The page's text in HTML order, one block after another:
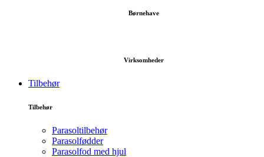
Børnehave
Virksomheder
Tilbehør
Tilbehør
Parasoltilbehør
Parasolfødder
Parasolfod med hjul